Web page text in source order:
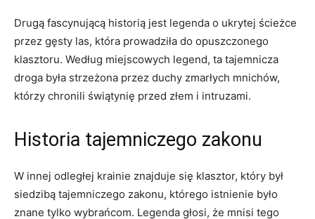
Drugą fascynującą historią jest legenda o ukrytej ⁣ścieżce
przez gęsty las, która prowadziła‍ do opuszczonego
klasztoru. Według miejscowych legend, ta tajemnicza
droga była strzeżona przez duchy zmarłych mnichów,
‍którzy chronili świątynię przed złem i intruzami.
Historia tajemniczego zakonu
W innej odległej krainie ⁣znajduje się klasztor, który był
siedzibą tajemniczego zakonu, którego istnienie było
znane tylko wybrańcom. Legenda głosi, że mnisi tego